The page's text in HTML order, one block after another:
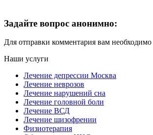
Задайте вопрос анонимно:
Для отправки комментария вам необходимо
Наши услуги
Лечение депрессии Москва
Лечение неврозов
Лечение нарушений сна
Лечение головной боли
Лечение ВСД
Лечение шизофрении
Физиотерапия